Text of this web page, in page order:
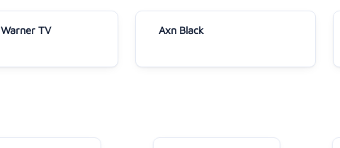
Warner TV Axn Black